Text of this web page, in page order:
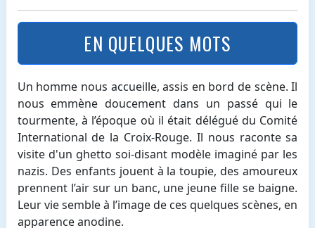
EN QUELQUES MOTS
Un homme nous accueille, assis en bord de scène. Il
nous emmène doucement dans un passé qui le
tourmente, à l’époque où il était délégué du Comité
International de la Croix-Rouge. Il nous raconte sa
visite d'un ghetto soi-disant modèle imaginé par les
nazis. Des enfants jouent à la toupie, des amoureux
prennent l’air sur un banc, une jeune fille se baigne.
Leur vie semble à l’image de ces quelques scènes, en
apparence anodine.